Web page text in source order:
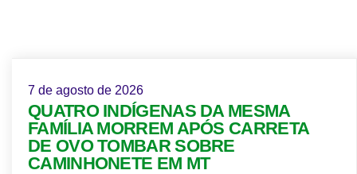
7 de agosto de 2026
QUATRO INDÍGENAS DA MESMA
FAMÍLIA MORREM APÓS CARRETA
DE OVO TOMBAR SOBRE
CAMINHONETE EM MT